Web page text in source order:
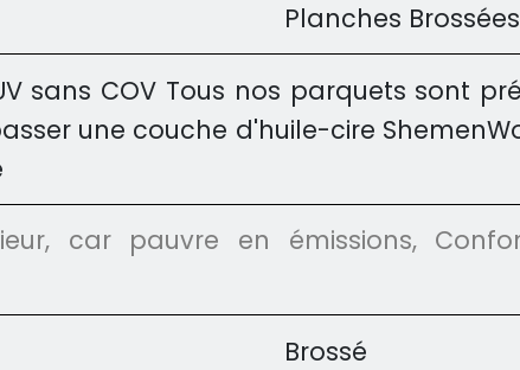
Planches
sans COV Tous nos parquets sont
une couche d'huile-cire
car pauvre en émissions,
Brossé